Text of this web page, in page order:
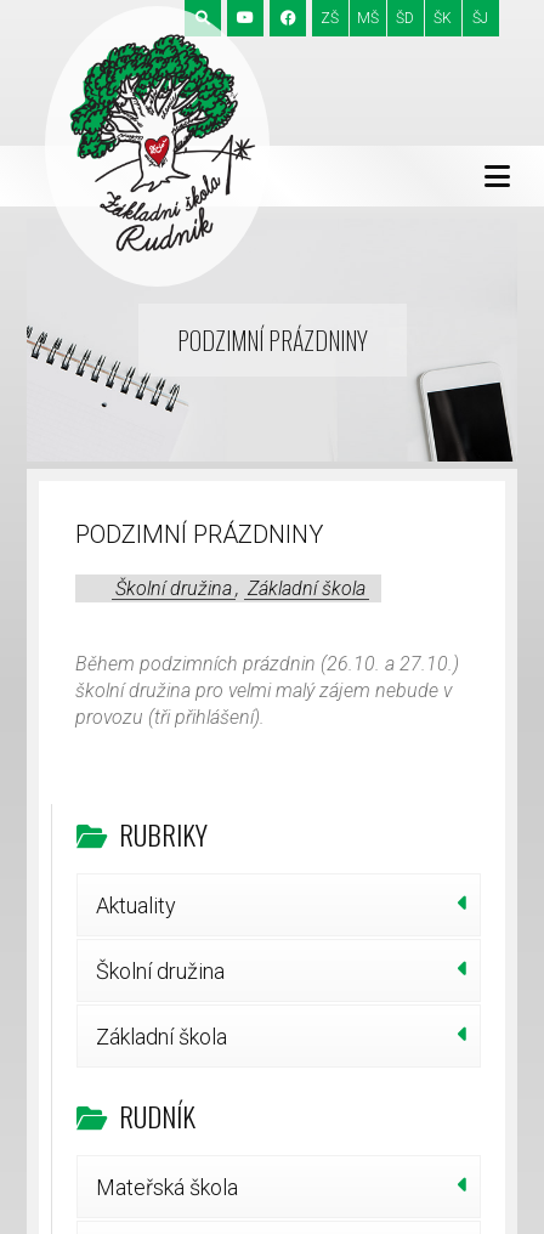
ZŠ MŠ ŠD ŠK ŠJ
PODZIMNÍ PRÁZDNINY
PODZIMNÍ PRÁZDNINY
Školní družina, Základní škola
Během podzimních prázdnin (26.10. a 27.10.)
školní družina pro velmi malý zájem nebude v
provozu (tři přihlášení).
RUBRIKY
Aktuality
Školní družina
Základní škola
RUDNÍK
Mateřská škola